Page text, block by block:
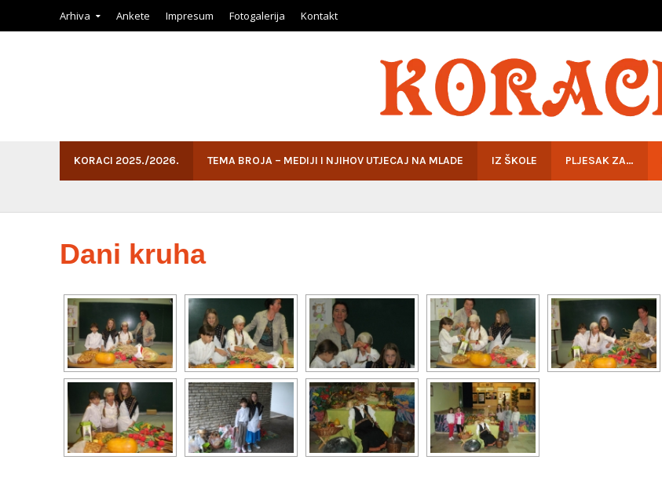
Arhiva Ankete Impresum Fotogalerija Kontakt
KORACI 2025./2026. TEMA BROJA – MEDIJI I NJIHOV UTJECAJ NA MLADE IZ ŠKOLE PLJESAK ZA…
Dani kruha